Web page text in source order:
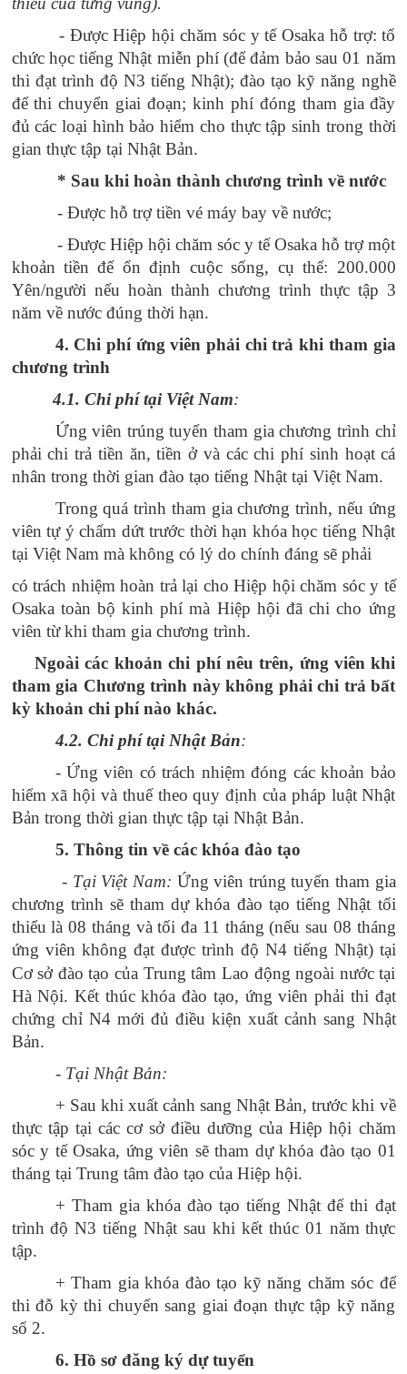
- Được Hiệp hội chăm sóc y tế Osaka hỗ trợ: tổ
chức học tiếng Nhật miễn phí (để đảm bảo sau 01 năm
thi đạt trình độ N3 tiếng Nhật); đào tạo kỹ năng nghề
để thi chuyển giai đoạn; kinh phí đóng tham gia đầy
đủ các loại hình bảo hiểm cho thực tập sinh trong thời
gian thực tập tại Nhật Bản.
* Sau khi hoàn thành chương trình về nước
- Được hỗ trợ tiền vé máy bay về nước;
- Được Hiệp hội chăm sóc y tế Osaka hỗ trợ một
khoản tiền để ổn định cuộc sống, cụ thể: 200.000
Yên/người nếu hoàn thành chương trình thực tập 3
năm về nước đúng thời hạn.
4. Chi phí ứng viên phải chi trả khi tham gia
chương trình
4.1. Chi phí tại Việt Nam:
Ứng viên trúng tuyển tham gia chương trình chỉ
phải chi trả tiền ăn, tiền ở và các chi phí sinh hoạt cá
nhân trong thời gian đào tạo tiếng Nhật tại Việt Nam.
Trong quá trình tham gia chương trình, nếu ứng
viên tự ý chấm dứt trước thời hạn khóa học tiếng Nhật
tại Việt Nam mà không có lý do chính đáng sẽ phải
có trách nhiệm hoàn trả lại cho Hiệp hội chăm sóc y tế
Osaka toàn bộ kinh phí mà Hiệp hội đã chi cho ứng
viên từ khi tham gia chương trình.
Ngoài các khoản chi phí nêu trên, ứng viên khi
tham gia Chương trình này không phải chi trả bất
kỳ khoản chi phí nào khác.
4.2. Chi phí tại Nhật Bản:
- Ứng viên có trách nhiệm đóng các khoản bảo
hiểm xã hội và thuế theo quy định của pháp luật Nhật
Bản trong thời gian thực tập tại Nhật Bản.
5. Thông tin về các khóa đào tạo
- Tại Việt Nam: Ứng viên trúng tuyển tham gia
chương trình sẽ tham dự khóa đào tạo tiếng Nhật tối
thiểu là 08 tháng và tối đa 11 tháng (nếu sau 08 tháng
ứng viên không đạt được trình độ N4 tiếng Nhật) tại
Cơ sở đào tạo của Trung tâm Lao động ngoài nước tại
Hà Nội. Kết thúc khóa đào tạo, ứng viên phải thi đạt
chứng chỉ N4 mới đủ điều kiện xuất cảnh sang Nhật
Bản.
- Tại Nhật Bản:
+ Sau khi xuất cảnh sang Nhật Bản, trước khi về
thực tập tại các cơ sở điều dưỡng của Hiệp hội chăm
sóc y tế Osaka, ứng viên sẽ tham dự khóa đào tạo 01
tháng tại Trung tâm đào tạo của Hiệp hội.
+ Tham gia khóa đào tạo tiếng Nhật để thi đạt
trình độ N3 tiếng Nhật sau khi kết thúc 01 năm thực
tập.
+ Tham gia khóa đào tạo kỹ năng chăm sóc để
thi đỗ kỳ thi chuyển sang giai đoạn thực tập kỹ năng
số 2.
6. Hồ sơ đăng ký dự tuyển